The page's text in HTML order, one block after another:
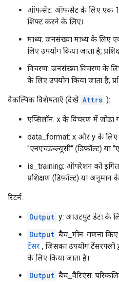
ऑफसेट: ऑफसेट के लिए एक
शिफ्ट करने के लिए।
माध्य: जनसंख्या माध्य के लिए
लिए उपयोग किया जाता है;
विचरण: जनसंख्या विचरण के
के लिए उपयोग किया जाता है;
वैकल्पिक विशेषताएँ (देखें Attrs ):
एप्सिलॉन: x के विचरण में जोड़ा
data_format: x और y के लिए
"एनएचडब्ल्यूसी" (डिफ़ॉल्ट) या
is_training: ऑपरेशन को
प्रशिक्षण (डिफ़ॉल्ट) या अनुमान
रिटर्न:
Output y: आउटपुट डेटा के
Output बैच_मीन: गणना
टेंसर , जिसका उपयोग टेंसरफ्लो
के लिए किया जाता है।
Output बैच_वैरिएंस: